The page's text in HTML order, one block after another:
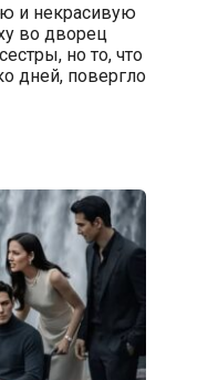
и некрасивую
во дворец
но то, что
дней, повергло